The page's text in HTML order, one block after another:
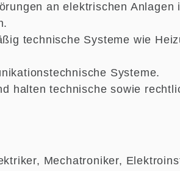
an elektrischen Anlagen
technische Systeme wie
Systeme.
halten technische sowie
Mechatroniker,